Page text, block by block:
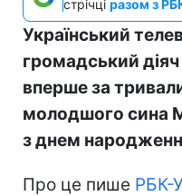
стрічці разом з
Український
громадський
вперше за
молодшого сина
з днем
Про це пише РБК-